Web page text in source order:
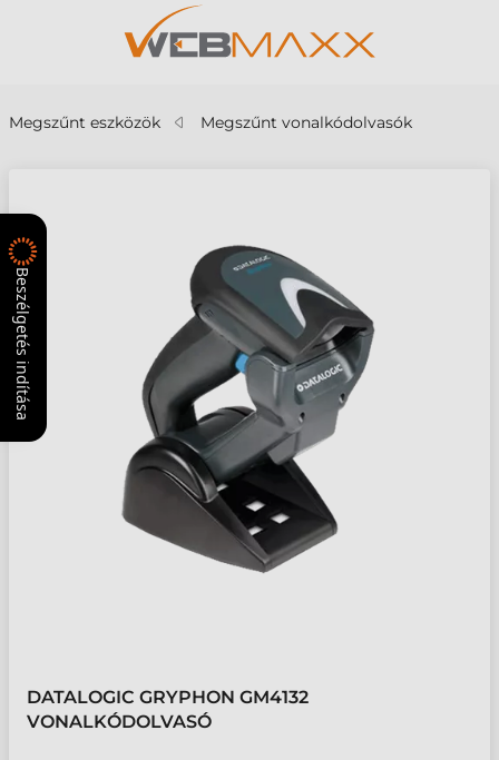
Megszűnt eszközök Megszűnt vonalkódolvasók
DATALOGIC GRYPHON GM4132
VONALKÓDOLVASÓ
Beszélgetés indítása